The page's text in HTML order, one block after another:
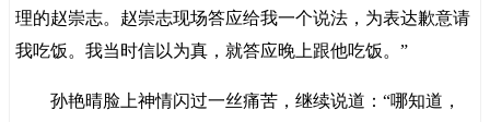
理的赵崇志。赵崇志现场答应给我一个说法，为表达歉意请
我吃饭。我当时信以为真，就答应晚上跟他吃饭。”
孙艳晴脸上神情闪过一丝痛苦，继续说道：“哪知道，